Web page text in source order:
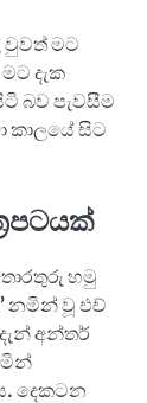
වුවත් මට
දැක
බව පැවසීම
කාලයේ සිට
හමු
නමින් වූ එච්
අන්තර්
දෙකටන